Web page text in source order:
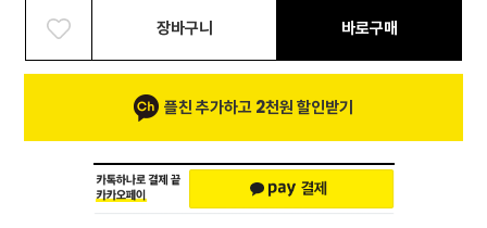
장바구니 바로구매
플친 추가하고 2천원 할인받기